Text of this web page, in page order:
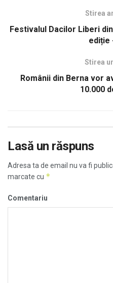
Stirea
Festivalul Dacilor Liberi
ediție
Stirea
Românii din Berna vor
10.000
Lasă un răspuns
Adresa ta de email nu va fi
marcate cu *
Comentariu